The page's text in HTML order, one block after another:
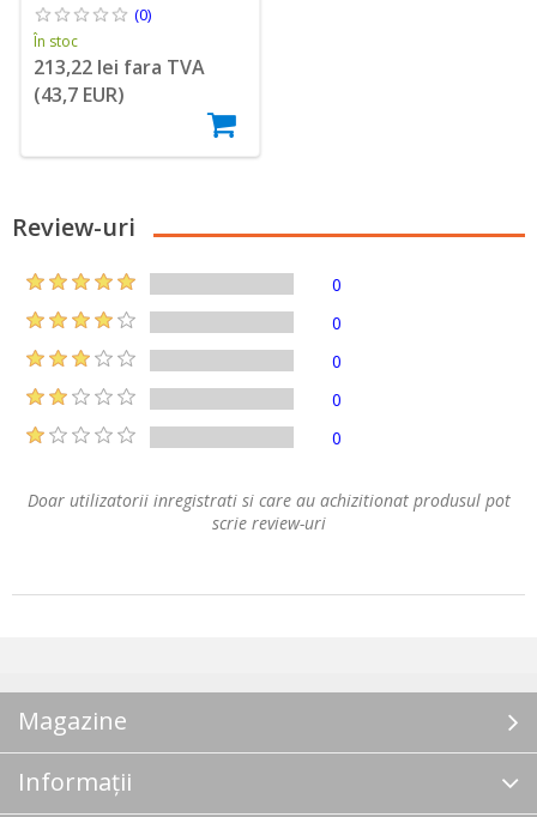
(0)
În stoc
213,22 lei fara TVA
(43,7 EUR)
Review-uri
0
0
0
0
0
Doar utilizatorii inregistrati si care au achizitionat produsul pot
scrie review-uri
Magazine
Informații